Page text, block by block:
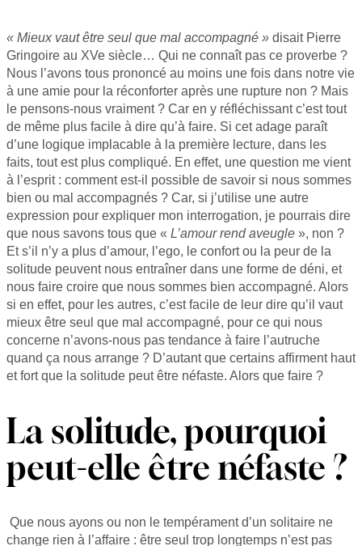
« Mieux vaut être seul que mal accompagné » disait Pierre
Gringoire au XVe siècle… Qui ne connaît pas ce proverbe ?
Nous l’avons tous prononcé au moins une fois dans notre vie
à une amie pour la réconforter après une rupture non ? Mais
le pensons-nous vraiment ? Car en y réfléchissant c’est tout
de même plus facile à dire qu’à faire. Si cet adage paraît
d’une logique implacable à la première lecture, dans les
faits, tout est plus compliqué. En effet, une question me vient
à l’esprit : comment est-il possible de savoir si nous sommes
bien ou mal accompagnés ? Car, si j’utilise une autre
expression pour expliquer mon interrogation, je pourrais dire
que nous savons tous que « L’amour rend aveugle », non ?
Et s’il n’y a plus d’amour, l’ego, le confort ou la peur de la
solitude peuvent nous entraîner dans une forme de déni, et
nous faire croire que nous sommes bien accompagné. Alors
si en effet, pour les autres, c’est facile de leur dire qu’il vaut
mieux être seul que mal accompagné, pour ce qui nous
concerne n’avons-nous pas tendance à faire l’autruche
quand ça nous arrange ? D’autant que certains affirment haut
et fort que la solitude peut être néfaste. Alors que faire ?
La solitude, pourquoi
peut-elle être néfaste ?
Que nous ayons ou non le tempérament d’un solitaire ne
change rien à l’affaire : être seul trop longtemps n’est pas